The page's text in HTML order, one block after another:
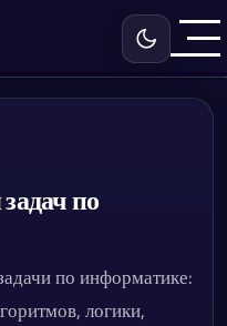
Включить
по
по информатике:
логики,